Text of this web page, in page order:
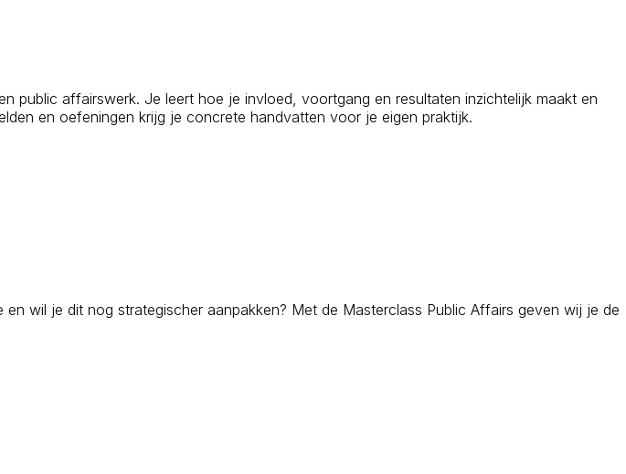
public affairswerk. Je leert hoe je invloed, voortgang en resultaten inzichtelijk maakt en
en oefeningen krijg je concrete handvatten voor je eigen praktijk.
wil je dit nog strategischer aanpakken? Met de Masterclass Public Affairs geven wij je de